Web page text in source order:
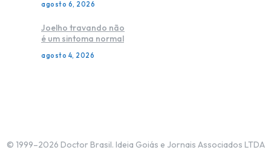
agosto 6, 2026
Joelho travando não
é um sintoma normal
agosto 4, 2026
© 1999–2026 Doctor Brasil. Ideia Goiás e Jornais Associados LTDA